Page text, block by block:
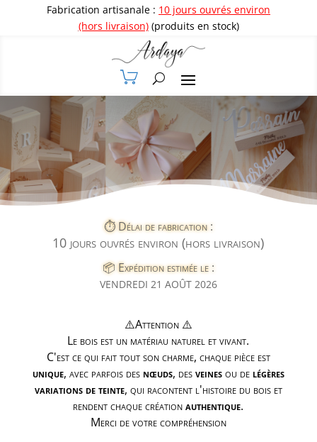
Fabrication artisanale : 10 jours ouvrés environ
(hors livraison)(produits en stock)
⏱️ Délai de fabrication :
10 jours ouvrés environ (hors livraison)
📦 Expédition estimée le :
VENDREDI 21 AOÛT 2026
⚠️Attention ⚠️
Le bois est un matériau naturel et vivant.
C'est ce qui fait tout son charme, chaque pièce est
unique, avec parfois des nœuds, desveinesou de légères
variations de teinte, qui racontent l'histoire du bois et
rendent chaque créationauthentique.
Merci de votre compréhension